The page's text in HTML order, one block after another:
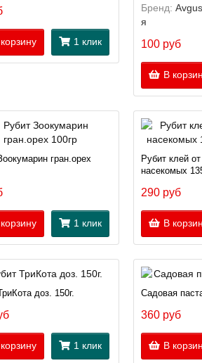
1 клик
Бренд:
я
100 руб
В
гран.орех
1 клик
Рубит клей
насекомых
290 руб
В
доз. 150г.
1 клик
Садовая
360 руб
В